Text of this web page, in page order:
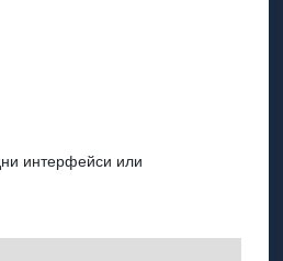
интерфейси или